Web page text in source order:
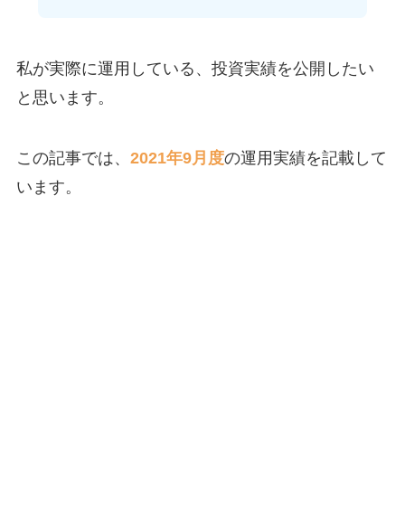
私が実際に運用している、投資実績を公開したい
と思います。
この記事では、 2021年9月度の運用実績を記載して
います。